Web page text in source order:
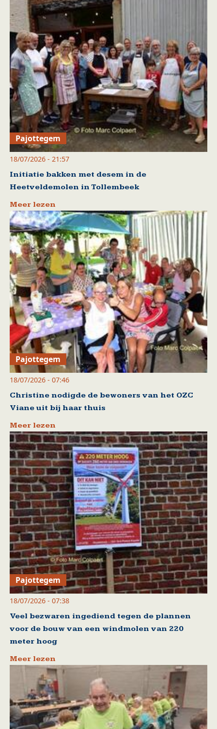
Pajottegem
18/07/2026 - 21:57
Initiatie bakken met desem in de
Heetveldemolen in Tollembeek
Meer lezen
Pajottegem
18/07/2026 - 07:46
Christine nodigde de bewoners van het OZC
Viane uit bij haar thuis
Meer lezen
Pajottegem
18/07/2026 - 07:38
Veel bezwaren ingediend tegen de plannen
voor de bouw van een windmolen van 220
meter hoog
Meer lezen